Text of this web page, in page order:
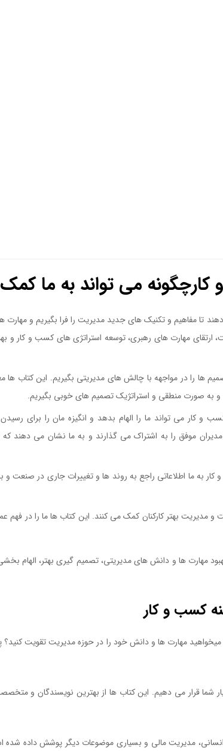
می تواند به ما
تا مفاهیم و تکنیک های جدید مدیریت را فرا بگیریم و مهارت
ارتقای مهارت های رهبری، توسعه استراتژی های کسب و کار و
ها را در مواجهه با چالش های مدیریتی بگیریم. این کتاب ها
و به صورت منطقی و استراتژیک تصمیم های خوبی بگیریم.
کار می تواند ما را الهام بدهد و انگیزه مان را برای
موفق را به اشتراک می گذارند و به ما نشان می دهند
به ما اطلاعاتی راجع به روند ها و تغییرات جاری در صنعت و
بهتر کارکنان کمک می کنند. این کتاب ها ما را در فهم
مهارت ها و دانش های مدیریتی، تصمیم گیری بهتر، الهام
کسب و کار
مهارت ها و دانش خود را در حوزه مدیریت تقویت
شما قرار می دهیم. این کتاب ها از بهترین نویسندگان و
انسانی، مدیریت مالی و بسیاری موضوعات دیگر پوشش داده